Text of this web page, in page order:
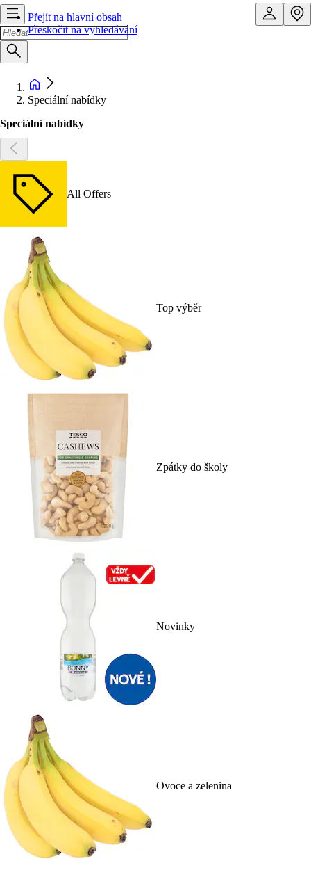
Přejít na hlavní obsah
Přeskočit na vyhledávání
Speciální nabídky
Speciální nabídky
All Offers
Top výběr
Zpátky do školy
Novinky
Ovoce a zelenina